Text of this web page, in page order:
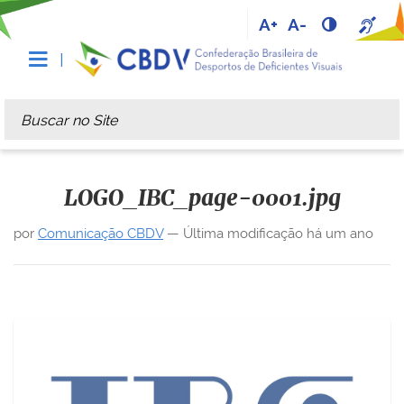
A+ A-
Busca
Busca Avançada…
LOGO_IBC_page-0001.jpg
por Comunicação CBDV— Última modificação há um ano